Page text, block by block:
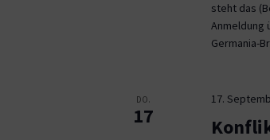
steht das
Anmeldung
Germania-
DO.
17
17.